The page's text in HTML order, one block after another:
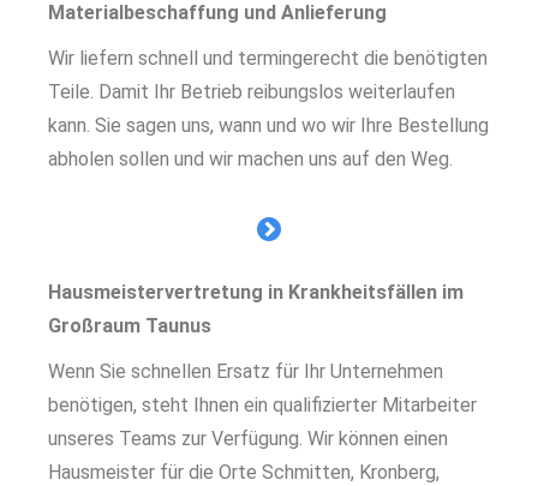
Materialbeschaffung und Anlieferung
Wir liefern schnell und termingerecht die benötigten
Teile. Damit Ihr Betrieb reibungslos weiterlaufen
kann. Sie sagen uns, wann und wo wir Ihre Bestellung
abholen sollen und wir machen uns auf den Weg.
Hausmeistervertretung in Krankheitsfällen im
Großraum Taunus
Wenn Sie schnellen Ersatz für Ihr Unternehmen
benötigen, steht Ihnen ein qualifizierter Mitarbeiter
unseres Teams zur Verfügung. Wir können einen
Hausmeister für die Orte Schmitten, Kronberg,